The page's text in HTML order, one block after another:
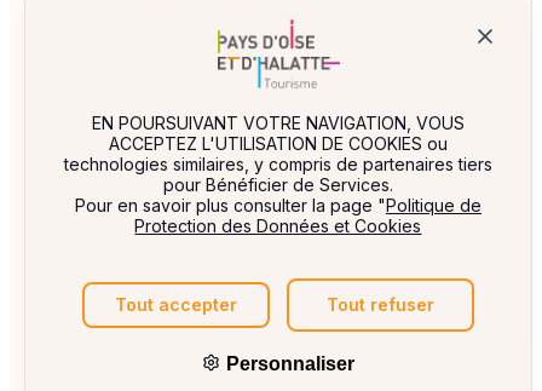
heure et terminal) afin d’optimiser les
performances des campagnes et mesurer la
© 2026oisehalatte-tourisme.euTous
droits réservés.
Mentions légalesPlan du site
EN POURSUIVANT VOTRE NAVIGATION, VOUS
ACCEPTEZ L'UTILISATION DE COOKIES ou
technologies similaires, y compris de partenaires tiers
pour Bénéficier de Services.
Pour en savoir plus consulter la page "Politique de
Protection des Données et Cookies
Tout accepter Tout refuser
Personnaliser